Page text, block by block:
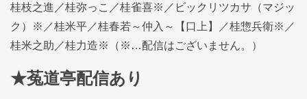
桂枝之進／桂弥っこ／桂雀喜※／ビックリツカサ（マジッ
ク）※／桂米平／桂春若～仲入～【口上】／桂惣兵衛※／
桂米之助／桂力造※（※…配信はございません。）
★菟道亭配信あり